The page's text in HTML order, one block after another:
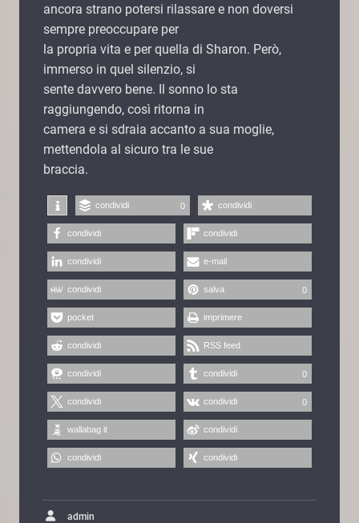
ancora strano potersi rilassare e non doversi
sempre preoccupare per
la propria vita e per quella di Sharon. Però,
immerso in quel silenzio, si
sente davvero bene. Il sonno lo sta
raggiungendo, così ritorna in
camera e si sdraia accanto a sua moglie,
mettendola al sicuro tra le sue
braccia.
condividi 0 condividi
condividi condividi
condividi e-mail
condividi salva 0
pocket imprimere
condividi RSS feed
condividi condividi 0
condividi condividi 0
wallabag it condividi
condividi condividi
admin